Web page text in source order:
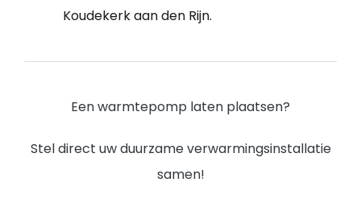
Koudekerk aan den Rijn.
Een warmtepomp laten plaatsen?
Stel direct uw duurzame verwarmingsinstallatie
samen!